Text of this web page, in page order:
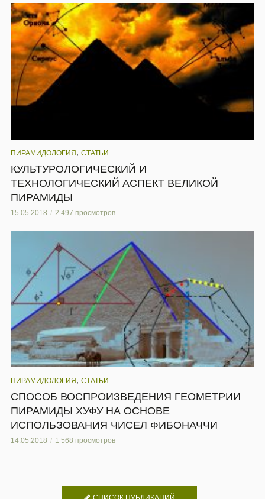
ПИРАМИДОЛОГИЯ, СТАТЬИ
КУЛЬТУРОЛОГИЧЕСКИЙ И
ТЕХНОЛОГИЧЕСКИЙ АСПЕКТ ВЕЛИКОЙ
ПИРАМИДЫ
15.05.2018 2 497 просмотров
ПИРАМИДОЛОГИЯ, СТАТЬИ
СПОСОБ ВОСПРОИЗВЕДЕНИЯ ГЕОМЕТРИИ
ПИРАМИДЫ ХУФУ НА ОСНОВЕ
ИСПОЛЬЗОВАНИЯ ЧИСЕЛ ФИБОНАЧЧИ
14.05.2018 1 568 просмотров